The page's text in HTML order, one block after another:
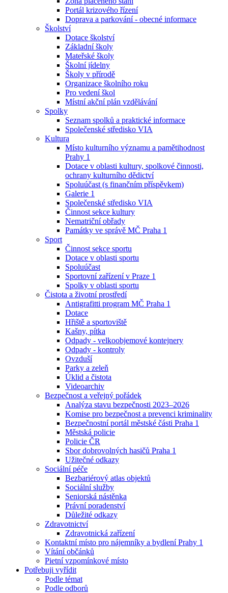
Portál krizového řízení
Doprava a parkování - obecné informace
Školství
Dotace školství
Základní školy
Mateřské školy
Školní jídelny
Školy v přírodě
Organizace školního roku
Pro vedení škol
Místní akční plán vzdělávání
Spolky
Seznam spolků a praktické informace
Společenské středisko VIA
Kultura
Místo kulturního významu a pamětihodnost
Prahy 1
Dotace v oblasti kultury, spolkové činnosti,
ochrany kulturního dědictví
Spoluúčast (s finančním příspěvkem)
Galerie 1
Společenské středisko VIA
Činnost sekce kultury
Nematriční obřady
Památky ve správě MČ Praha 1
Sport
Činnost sekce sportu
Dotace v oblasti sportu
Spoluúčast
Sportovní zařízení v Praze 1
Spolky v oblasti sportu
Čistota a životní prostředí
Antigrafitti program MČ Praha 1
Dotace
Hřiště a sportoviště
Kašny, pítka
Odpady - velkoobjemové kontejnery
Odpady - kontroly
Ovzduší
Parky a zeleň
Úklid a čistota
Videoarchiv
Bezpečnost a veřejný pořádek
Analýza stavu bezpečnosti 2023–2026
Komise pro bezpečnost a prevenci kriminality
Bezpečnostní portál městské části Praha 1
Městská policie
Policie ČR
Sbor dobrovolných hasičů Praha 1
Užitečné odkazy
Sociální péče
Bezbariérový atlas objektů
Sociální služby
Seniorská nástěnka
Právní poradenství
Důležité odkazy
Zdravotnictví
Zdravotnická zařízení
Kontaktní místo pro nájemníky a bydlení Prahy 1
Vítání občánků
Pietní vzpomínkové místo
Potřebuji vyřídit
Podle témat
Podle odborů